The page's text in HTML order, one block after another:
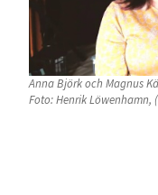
Anna Björk och Magnus
Foto: Henrik Löwenhamn,